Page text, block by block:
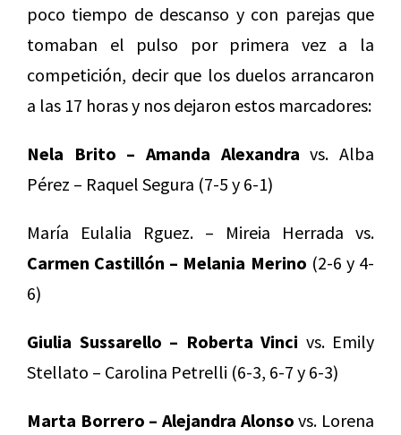
poco tiempo de descanso y con parejas que
tomaban el pulso por primera vez a la
competición, decir que los duelos arrancaron
a las 17 horas y nos dejaron estos marcadores:
Nela Brito – Amanda Alexandra vs. Alba
Pérez – Raquel Segura (7-5 y 6-1)
María Eulalia Rguez. – Mireia Herrada vs.
Carmen Castillón – Melania Merino (2-6 y 4-
6)
Giulia Sussarello – Roberta Vinci vs. Emily
Stellato – Carolina Petrelli (6-3, 6-7 y 6-3)
Marta Borrero – Alejandra Alonso vs. Lorena